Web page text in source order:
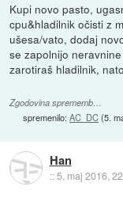
Kupi novo pasto,
cpu&hladilnik očisti z
ušesa/vato, dodaj
se zapolnijo
zarotiraš hladilnik,
Zgodovina sprememb…
spremenilo:AC_DC(5.
Han
::5. maj 2016,